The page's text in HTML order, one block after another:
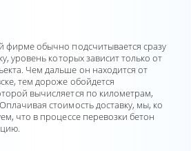
фирме обычно подсчитывается сразу
уровень которых зависит только от
Чем дальше он находится от
тем дороже обойдется
вычисляется по километрам,
стоимость доставку, мы, ко
что в процессе перевозки бетон